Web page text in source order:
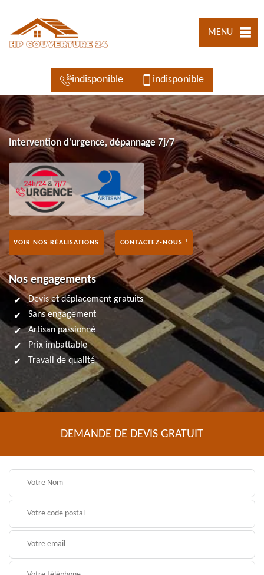
MENU
indisponible indisponible
Intervention d'urgence, dépannage 7j/7
VOIR NOS RÉALISATIONS CONTACTEZ-NOUS !
Nos engagements
Devis et déplacement gratuits
Sans engagement
Artisan passionné
Prix imbattable
Travail de qualité
DEMANDE DE DEVIS GRATUIT